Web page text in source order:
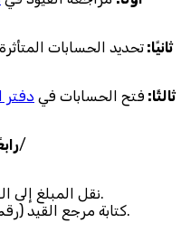
ثانيًا: تحديد الحسابات
ثالثًا: فتح الحسابات في دفتر
نقل القيد إلى الحساب المناسب/
نقل المبلغ إلى العمود الصحيح (مدين أو دائن).
كتابة مرجع القيد (رقم القيد أو رقم صفحة اليومية).